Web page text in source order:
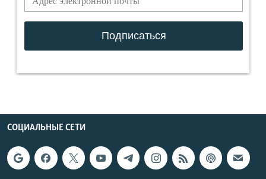
СОЦИАЛЬНЫЕ СЕТИ